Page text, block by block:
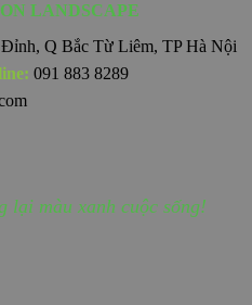
LANDSCAPE
Q Bắc Từ Liêm, TP Hà Nội
091 883 8289
lại màu xanh cuộc sống!